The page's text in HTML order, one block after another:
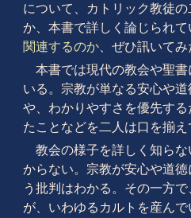
について、カトリック教徒
か、本書で詳しく論じられて
関連するのか、ぜひ訊いてみ
本書では現代の教会や聖
いる。宗教が単なる安心や
や、わかりやすさを優先す
たことなどを二人は口を揃え
教会の様子を詳しく知ら
からない。宗教が安心や道
う批判はわかる。その一方
が、いわゆるカルトを産ん